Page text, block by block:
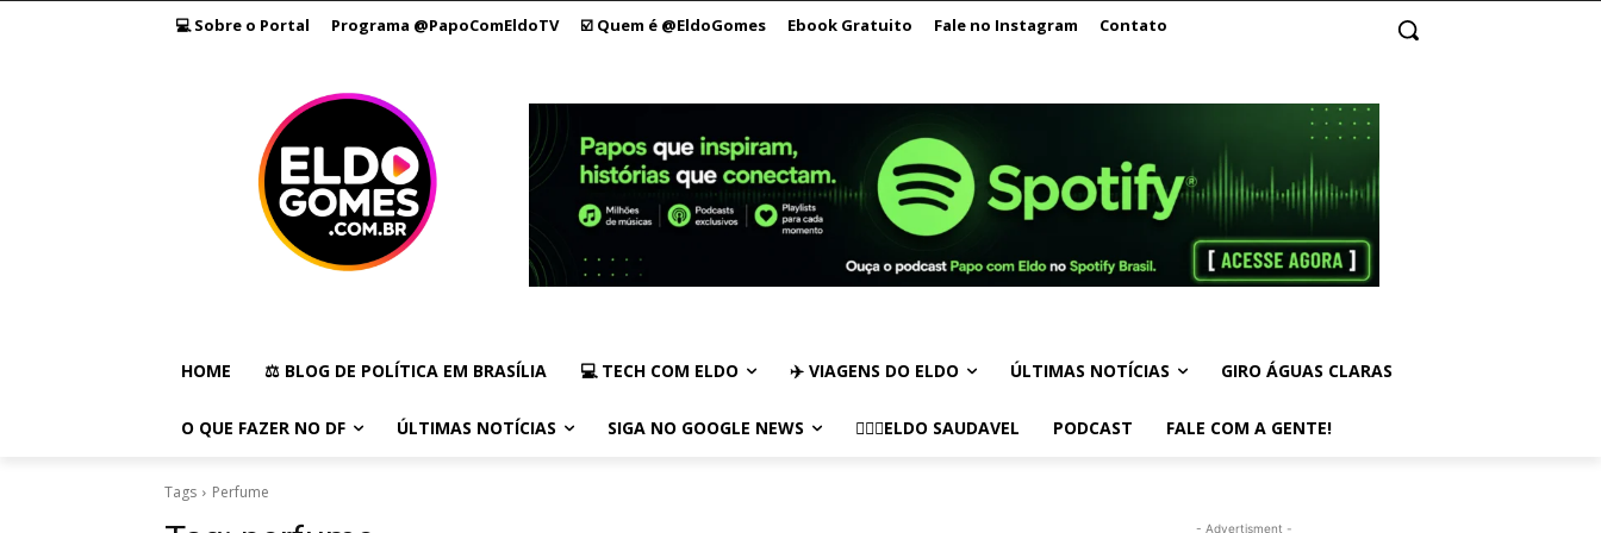
💻 Sobre o Portal Programa @PapoComEldoTV ☑️ Quem é @EldoGomes Ebook Gratuito Fale no Instagram Contato
HOME ⚖️ BLOG DE POLÍTICA EM BRASÍLIA 💻 TECH COM ELDO ✈️ VIAGENS DO ELDO ÚLTIMAS NOTÍCIAS GIRO ÁGUAS CLARAS
O QUE FAZER NO DF ÚLTIMAS NOTÍCIAS SIGA NO GOOGLE NEWS 🏃🏻‍♂️ELDO SAUDAVEL PODCAST FALE COM A GENTE!
Tags Perfume
- Advertisment -